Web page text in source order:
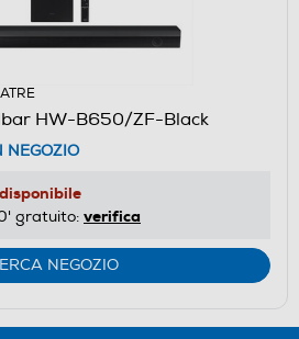
HW-B650/ZF-Black
NEGOZIO
gratuito: verifica
NEGOZIO